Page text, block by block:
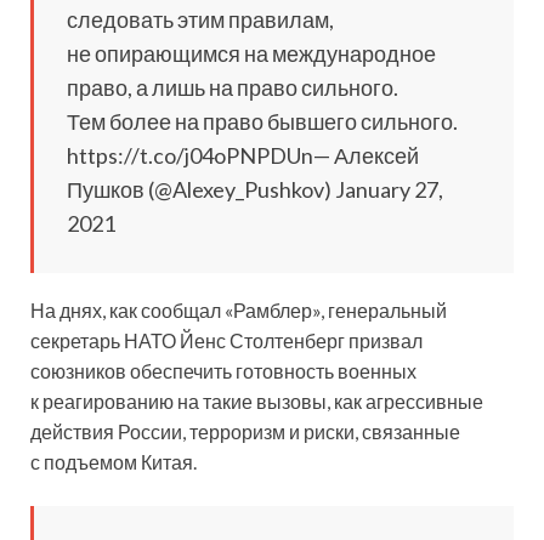
следовать этим правилам,
не опирающимся на международное
право, а лишь на право сильного.
Тем более на право бывшего сильного.
https://t.co/j04oPNPDUn— Алексей
Пушков (@Alexey_Pushkov) January 27,
2021
На днях, как сообщал «Рамблер», генеральный
секретарь НАТО Йенс Столтенберг призвал
союзников обеспечить готовность военных
к реагированию на такие вызовы, как агрессивные
действия России, терроризм и риски, связанные
с подъемом Китая.